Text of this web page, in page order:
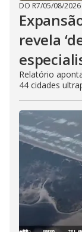
DO R7/05/08/2026
revela
Relatório
44 cidades